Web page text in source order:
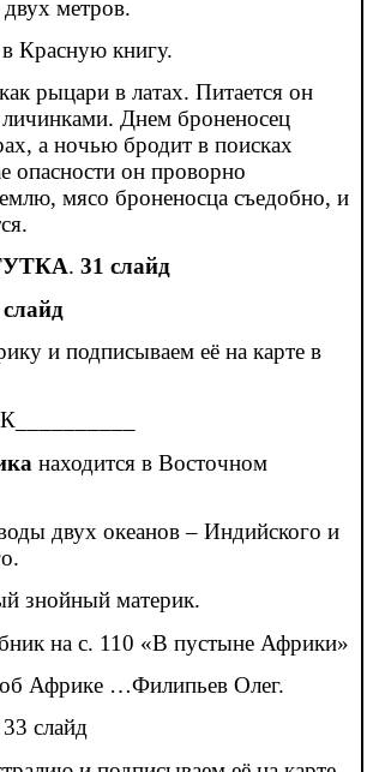
двух метров.
в Красную книгу.
рыцари в латах. Питается он
Днем броненосец
а ночью бродит в поисках
опасности он проворно
мясо броненосца съедобно, и
. 31 слайд
и подписываем её на карте в
находится в Восточном
двух океанов – Индийского и
знойный материк.
на с. 110 «В пустыне Африки»
об Африке …Филипьев Олег.
33 слайд